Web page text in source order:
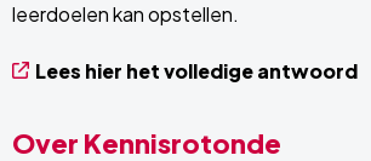
leerdoelen kan opstellen.
Lees hier het volledige antwoord
Over Kennisrotonde